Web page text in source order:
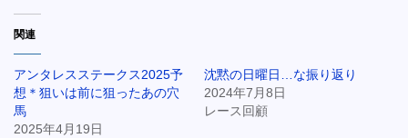
関連
アンタレスステークス2025予
想＊狙いは前に狙ったあの穴
馬
2025年4月19日
沈黙の日曜日…な振り返り
2024年7月8日
レース回顧